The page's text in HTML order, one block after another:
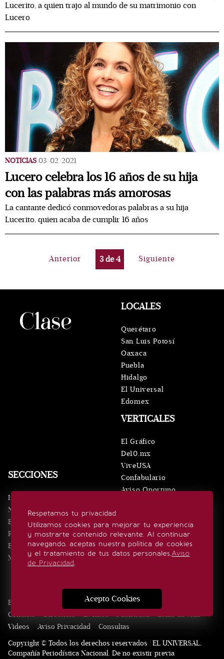
Lucerito, a quien trajo al mundo de su matrimonio con
Lucero
NOTICIAS 03/02/2021
Lucero celebra los 16 años de su hija
con las palabras más amorosas
La cantante dedicó conmovedoras palabras a su hija
Lucerito, quien acaba de cumplir 16 años
Anterior 3de4 Siguiente
Respetamos tu privacidad
Utilizamos cookies para mejorar tu experiencia
y mostrarte contenido relevante. Al continuar
navegando, aceptas nuestra política de cookies
y el tratamiento de tus datos personales.Aviso
de Privacidad.
Acepto Cookies
SECCIONES
Inicio
Noticias
Eventos
Realeza
Estilo de vida
Minuto x Minuto
VERTICALES
El Gráfico
De10.mx
ViveUSA
Confabulario
Aviso Oportuno
LOCALES
Querétaro
San Luis Potosí
Oaxaca
Puebla
Hidalgo
El Universal
Edomex
SÍGUENOS
Edición Impresa Noticias Quiénes somos
Contacto
Directorio Eventos Publicidad
Estilo de vida
Videos
Aviso Privacidad
Consultas
Copyright © Todos los derechos reservados | EL UNIVERSAL,
Compañía Periodística Nacional. De no existir previa